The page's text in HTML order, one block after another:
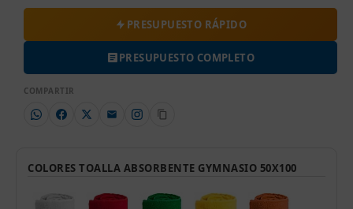
PRESUPUESTO RÁPIDO
PRESUPUESTO COMPLETO
COMPARTIR
COLORES TOALLA ABSORBENTE GYMNASIO 50X100